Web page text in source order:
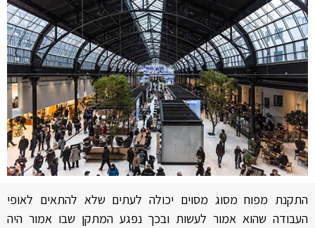
התקנת מפוח מסוג מסוים יכולה לעתים שלא להתאים לאופי
העבודה שהוא אמור לעשות ובכך נפגע המתקן שבו אמור היה